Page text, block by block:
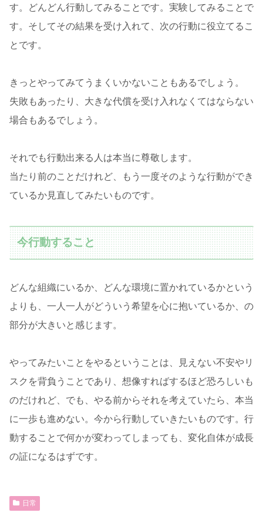
す。どんどん行動してみることです。実験してみることで
す。そしてその結果を受け入れて、次の行動に役立てるこ
とです。
きっとやってみてうまくいかないこともあるでしょう。
失敗もあったり、大きな代償を受け入れなくてはならない
場合もあるでしょう。
それでも行動出来る人は本当に尊敬します。
当たり前のことだけれど、もう一度そのような行動ができ
ているか見直してみたいものです。
今行動すること
どんな組織にいるか、どんな環境に置かれているかという
よりも、一人一人がどういう希望を心に抱いているか、の
部分が大きいと感じます。
やってみたいことをやるということは、見えない不安やリ
スクを背負うことであり、想像すればするほど恐ろしいも
のだけれど、でも、やる前からそれを考えていたら、本当
に一歩も進めない。今から行動していきたいものです。行
動することで何かが変わってしまっても、変化自体が成長
の証になるはずです。
日常